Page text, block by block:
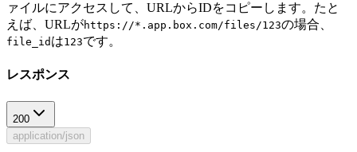
ァイルにアクセスして、URLからIDをコピーします。たと
えば、URLがhttps://*.app.box.com/files/123の場合、
file_id は123です。
レスポンス
200
application/json